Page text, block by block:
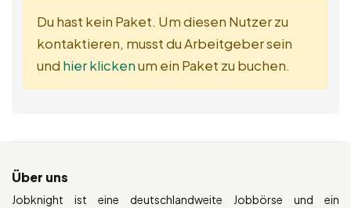
Du hast kein Paket. Um diesen Nutzer zu
kontaktieren, musst du Arbeitgeber sein
und hier klickenum ein Paket zu buchen.
Über uns
Jobknight ist eine deutschlandweite Jobbörse und ein